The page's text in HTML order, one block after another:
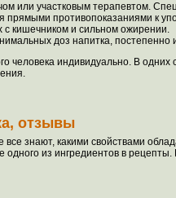
или участковым терапевтом.
противопоказаниями к
с кишечником и сильном ожирении.
доз напитка, постепенно
человека индивидуально. В
отзывы
знают, какими свойствами
из ингредиентов в